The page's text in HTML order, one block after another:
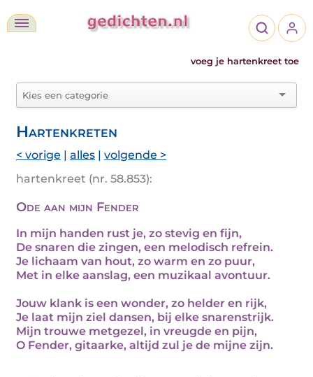
voeg je hartenkreet toe
Hartenkreten
< vorige | alles | volgende >
hartenkreet (nr. 58.853):
Ode aan mijn Fender
In mijn handen rust je, zo stevig en fijn,
De snaren die zingen, een melodisch refrein.
Je lichaam van hout, zo warm en zo puur,
Met in elke aanslag, een muzikaal avontuur.
Jouw klank is een wonder, zo helder en rijk,
Je laat mijn ziel dansen, bij elke snarenstrijk.
Mijn trouwe metgezel, in vreugde en pijn,
O Fender, gitaarke, altijd zul je de mijne zijn.